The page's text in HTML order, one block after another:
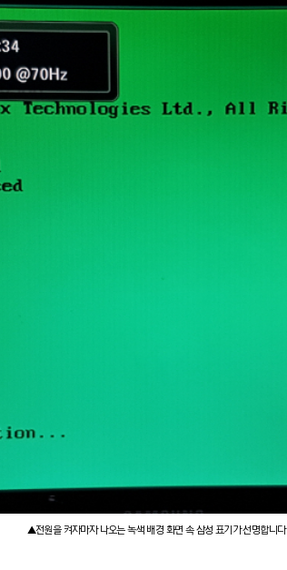
▲전원을 켜자마자 나오는 녹색 배경 화면 속 삼성 표기가 선명합니다